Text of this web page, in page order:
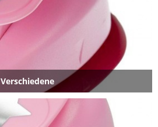
Verschiedene